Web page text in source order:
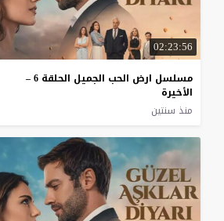
02:23:56
مسلسل ارض الحب الجميل الحلقة 6 –
الأخيرة
منذ سنتين